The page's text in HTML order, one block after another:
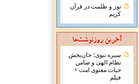
نور و ظلمت در قرآن
کریم
سیره نبوی؛ جان‌بخش
نظام الهی و ضامن
حیات معنوی امت +
فیلم